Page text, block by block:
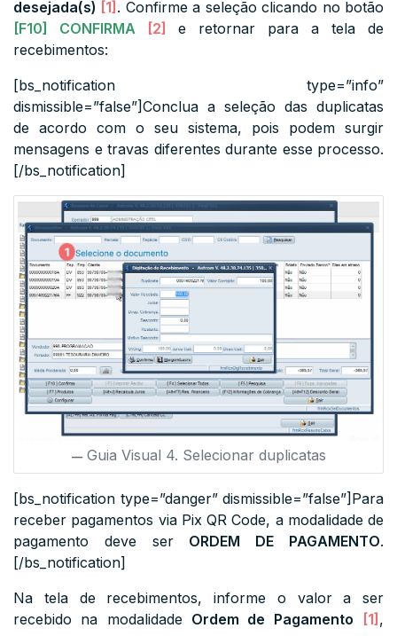
desejada(s) [1]. Confirme a seleção clicando no botão
[F10]
CONFIRMA [2] e retornar para a tela de
recebimentos:
[bs_notification type=”info”
dismissible=”false”]Conclua a seleção das duplicatas
de acordo com o seu sistema, pois podem surgir
mensagens e travas diferentes durante esse processo.
[/bs_notification]
Guia Visual 4. Selecionar duplicatas
[bs_notification type=”danger” dismissible=”false”]Para
receber pagamentos via Pix QR Code, a modalidade de
pagamento deve ser ORDEM DE PAGAMENTO.
[/bs_notification]
Na tela de recebimentos, informe o valor a ser
recebido na modalidade Ordem de Pagamento [1],